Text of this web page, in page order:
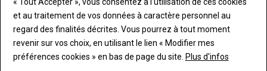
et au traitement de vos données à caractère personnel au
regard des finalités décrites. Vous pourrez à tout moment
revenir sur vos choix, en utilisant le lien « Modifier mes
préférences cookies » en bas de page du site. Plus d'infos